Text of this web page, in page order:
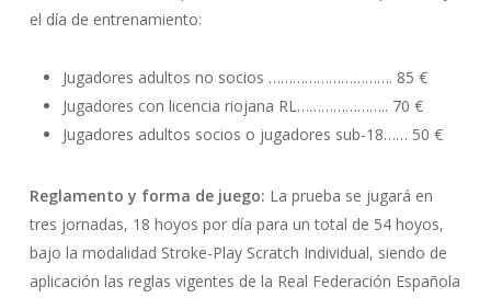
el día de entrenamiento:
Jugadores adultos no socios …………………………. 85 €
Jugadores con licencia riojana RL………………….. 70 €
Jugadores adultos socios o jugadores sub-18…… 50 €
Reglamento y forma de juego: La prueba se jugará en
tres jornadas, 18 hoyos por día para un total de 54 hoyos,
bajo la modalidad Stroke-Play Scratch Individual, siendo de
aplicación las reglas vigentes de la Real Federación Española